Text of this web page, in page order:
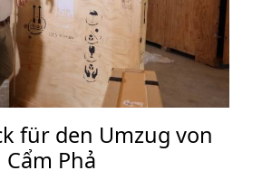
für den Umzug von
Phả